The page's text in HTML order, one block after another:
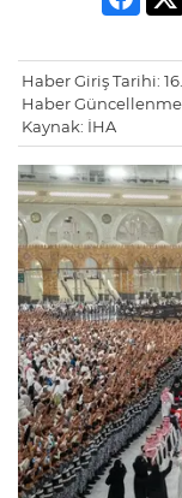
Haber Giriş Tarihi:
Haber Güncellenme
Kaynak: İHA